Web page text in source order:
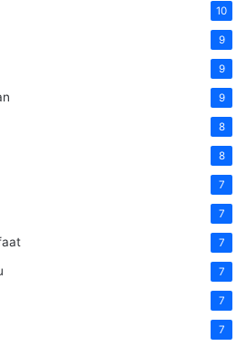
10
9
9
9
8
8
7
7
7
7
7
7